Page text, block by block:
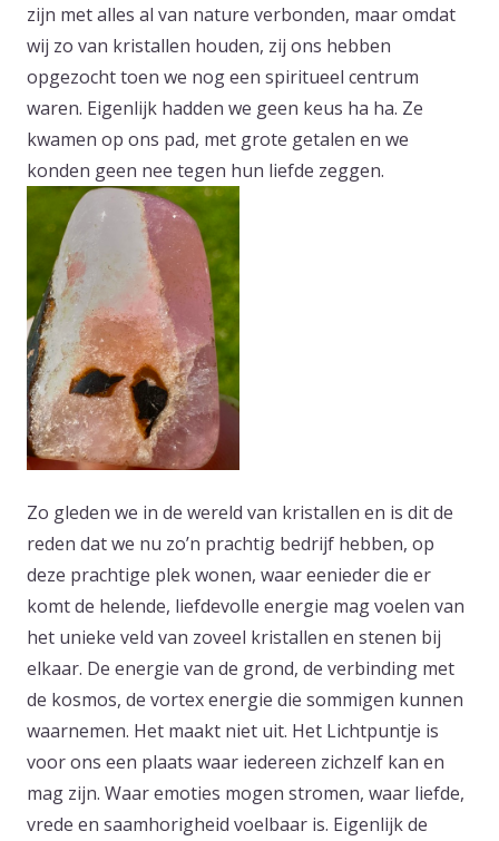
zijn met alles al van nature verbonden, maar omdat
wij zo van kristallen houden, zij ons hebben
opgezocht toen we nog een spiritueel centrum
waren. Eigenlijk hadden we geen keus ha ha. Ze
kwamen op ons pad, met grote getalen en we
konden geen nee tegen hun liefde zeggen.
Zo gleden we in de wereld van kristallen en is dit de
reden dat we nu zo’n prachtig bedrijf hebben, op
deze prachtige plek wonen, waar eenieder die er
komt de helende, liefdevolle energie mag voelen van
het unieke veld van zoveel kristallen en stenen bij
elkaar. De energie van de grond, de verbinding met
de kosmos, de vortex energie die sommigen kunnen
waarnemen. Het maakt niet uit. Het Lichtpuntje is
voor ons een plaats waar iedereen zichzelf kan en
mag zijn. Waar emoties mogen stromen, waar liefde,
vrede en saamhorigheid voelbaar is. Eigenlijk de